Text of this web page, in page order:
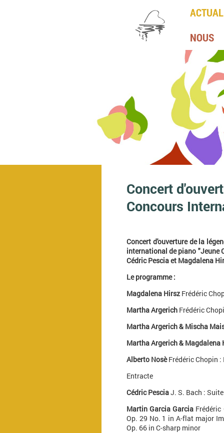
NOUS
Concert
Concours
Concert d'ouverture de la
international de piano "Jeune
Cédric Pescia et Magdalena
Le programme :
Magdalena Hirsz Frédéric
Martha Argerich Frédéric
Martha Argerich & Mischa
Martha Argerich & Magdalena
Alberto NosèFrédéric Chopin :
Entracte
Cédric PesciaJ. S. Bach :
Martin Garcia Garcia
Op. 29 No. 1 in A-flat major
Op. 66 in C-sharp minor